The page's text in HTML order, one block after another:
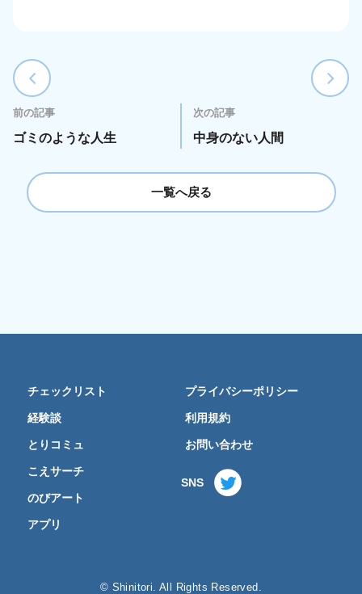
前の記事
ゴミのような人生
次の記事
中身のない人間
一覧へ戻る
チェックリスト
経験談
とりコミュ
こえサーチ
のびアート
アプリ
プライバシーポリシー
利用規約
お問い合わせ
SNS
© Shinitori. All Rights Reserved.